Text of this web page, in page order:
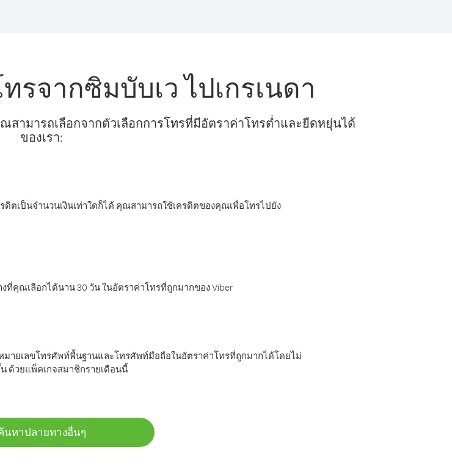
รจากซิมบับเว ไปเกรเนดา
ามารถเลือกจากตัวเลือกการโทรที่มีอัตราค่าโทรต่ำและยืดหยุ่นได้
ของเรา:
ตเป็นจำนวนเงินเท่าใดก็ได้ คุณสามารถใช้เครดิตของคุณเพื่อโทรไปยัง
ที่คุณเลือกได้นาน 30 วัน ในอัตราค่าโทรที่ถูกมากของ Viber
ายเลขโทรศัพท์พื้นฐานและโทรศัพท์มือถือในอัตราค่าโทรที่ถูกมากได้โดยไม่
ด้วยแพ็คเกจสมาชิกรายเดือนนี้
นหาปลายทางอื่นๆ